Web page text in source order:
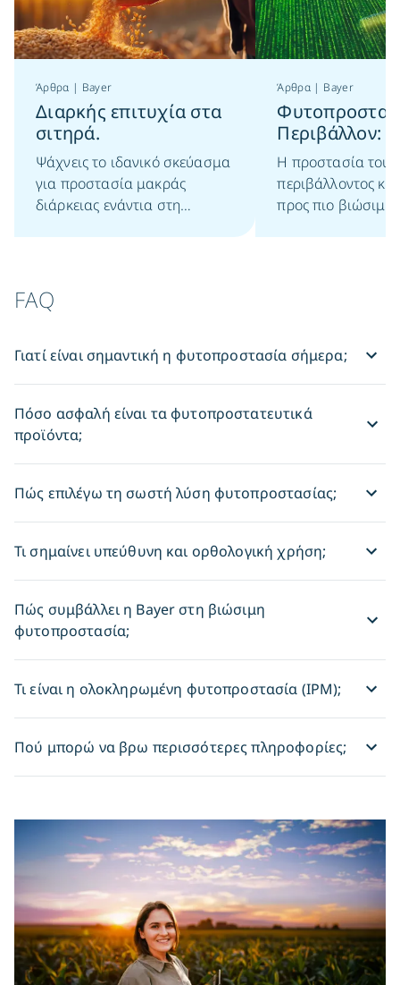
Άρθρα | Bayer
Διαρκής επιτυχία στα
σιτηρά.
Ψάχνεις το ιδανικό σκεύασμα
για προστασία μακράς
διάρκειας ενάντια στη
Άρθρα | Bayer
Περιβάλλον:
να
Η προστασία του
περιβάλλοντος
προς πιο
απάντηση είναι
που θέτει στο
των
FAQ
Γιατί είναι σημαντική η φυτοπροστασία σήμερα;
Πόσο ασφαλή είναι τα φυτοπροστατευτικά
προϊόντα;
Πώς επιλέγω τη σωστή λύση φυτοπροστασίας;
Τι σημαίνει υπεύθυνη και ορθολογική χρήση;
Πώς συμβάλλει η Bayer στη βιώσιμη
φυτοπροστασία;
Τι είναι η ολοκληρωμένη φυτοπροστασία (IPM);
Πού μπορώ να βρω περισσότερες πληροφορίες;​